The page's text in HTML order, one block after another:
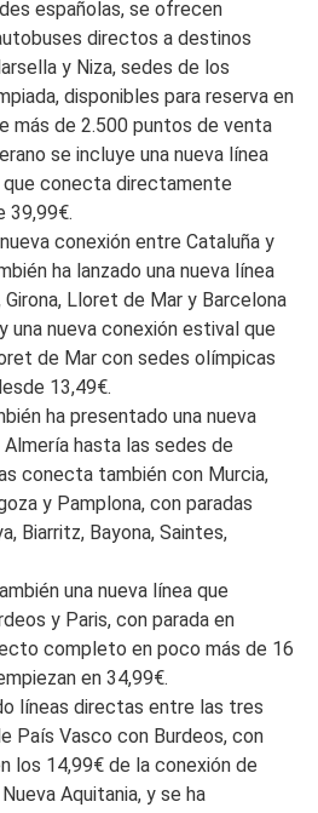
españolas, se ofrecen
directos a destinos
y Niza, sedes de los
disponibles para reserva en
más de 2.500 puntos de venta
se incluye una nueva línea
que conecta directamente
39,99€.
conexión entre Cataluña y
ha lanzado una nueva línea
Lloret de Mar y Barcelona
una nueva conexión estival que
de Mar con sedes olímpicas
13,49€.
ha presentado una nueva
hasta las sedes de
conecta también con Murcia,
y Pamplona, con paradas
Biarritz, Bayona, Saintes,
una nueva línea que
y Paris, con parada en
completo en poco más de 16
en 34,99€.
líneas directas entre las tres
País Vasco con Burdeos, con
los 14,99€ de la conexión de
Aquitania, y se ha